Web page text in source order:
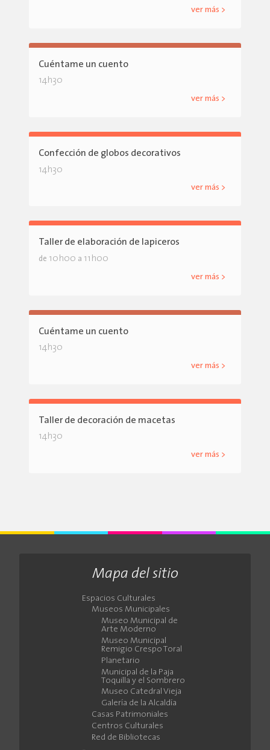
ver más >
Cuéntame un cuento
14h30
ver más >
Confección de globos decorativos
14h30
ver más >
Taller de elaboración de lapiceros
de 10h00 a 11h00
ver más >
Cuéntame un cuento
14h30
ver más >
Taller de decoración de macetas
14h30
ver más >
Mapa del sitio
Espacios Culturales
Museos Municipales
Museo Municipal de
Arte Moderno
Museo Municipal
Remigio Crespo Toral
Planetario
Municipal de la Paja
Toquilla y el Sombrero
Museo Catedral Vieja
Galería de la Alcaldía
Casas Patrimoniales
Centros Culturales
Red de Bibliotecas